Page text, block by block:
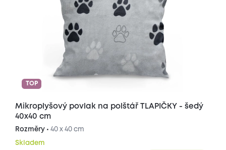
TOP
Mikroplyšový povlak na polštář TLAPIČKY - šedý
40x40 cm
Rozměry • 40 x 40 cm
Skladem